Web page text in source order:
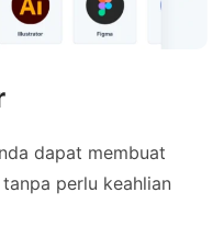
dapat membuat
perlu keahlian